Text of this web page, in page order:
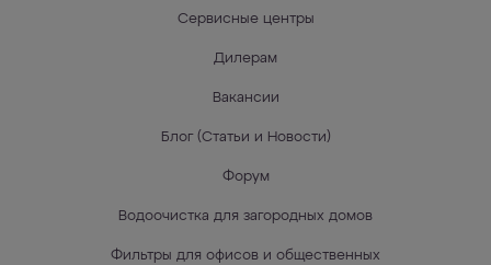
Сервисные центры
Дилерам
Вакансии
Блог (Статьи и Новости)
Форум
Водоочистка для загородных домов
Фильтры для офисов и общественных